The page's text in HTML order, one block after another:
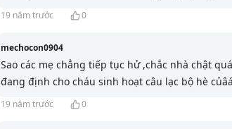
19 năm trước 0
mechocon0904
Sao các mẹ chẳng tiếp tục hử ,chắc nhà chật
đang định cho cháu sinh hoạt câu lạc bộ hè
19 năm trước 0